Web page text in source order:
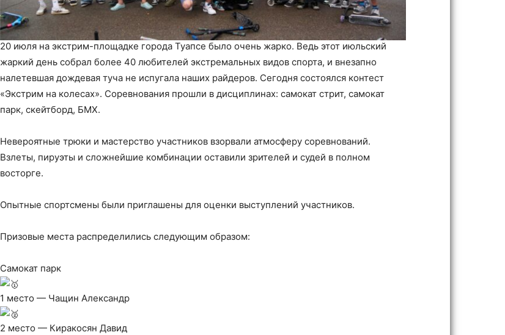
20 июля на экстрим-площадке города Туапсе было очень жарко. Ведь этот июльский
жаркий день собрал более 40 любителей экстремальных видов спорта, и внезапно
налетевшая дождевая туча не испугала наших райдеров. Сегодня состоялся контест
«Экстрим на колесах». Соревнования прошли в дисциплинах: самокат стрит, самокат
парк, скейтборд, БМХ.
Невероятные трюки и мастерство участников взорвали атмосферу соревнований.
Взлеты, пируэты и сложнейшие комбинации оставили зрителей и судей в полном
восторге.
Опытные спортсмены были приглашены для оценки выступлений участников.
Призовые места распределились следующим образом:
Самокат парк
1 место — Чащин Александр
2 место — Киракосян Давид